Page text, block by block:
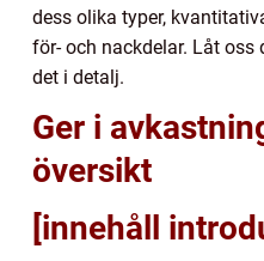
dess olika typer,
för- och nackdelar. Låt
det i detalj.
Ger i
översikt
[innehåll